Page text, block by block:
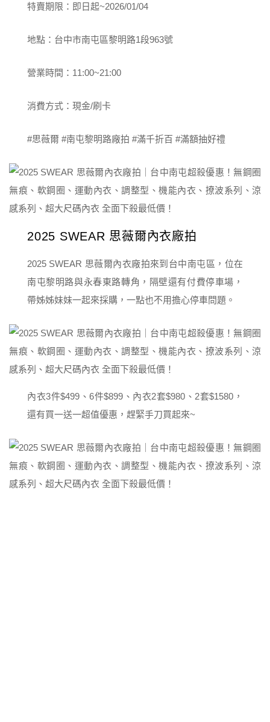
特賣期限：即日起~2026/01/04
地點：台中市南屯區黎明路1段963號
營業時間：11:00~21:00
消費方式：現金/刷卡
#思薇爾 #南屯黎明路廠拍 #滿千折百 #滿額抽好禮
2025 SWEAR 思薇爾內衣廠拍
2025 SWEAR 思薇爾內衣廠拍來到台中南屯區，位在
南屯黎明路與永春東路轉角，隔壁還有付費停車場，
帶姊姊妹妹一起來採購，一點也不用擔心停車問題。
內衣3件$499、6件$899、內衣2套$980、2套$1580，
還有買一送一超值優惠，趕緊手刀買起來~